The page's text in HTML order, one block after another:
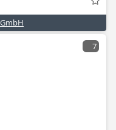
7